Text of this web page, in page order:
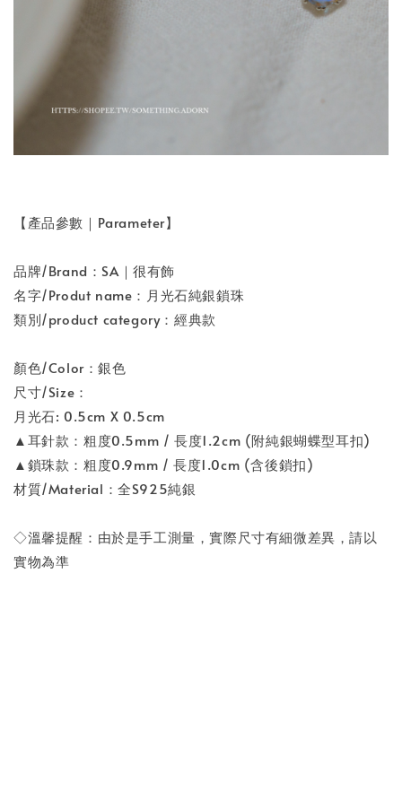
【產品參數｜Parameter】
品牌/Brand：SA｜很有飾
名字/Produt name：月光石純銀鎖珠
類別/product category：經典款
顏色/Color：銀色
尺寸/Size：
月光石: 0.5cm X 0.5cm
▲耳針款：粗度0.5mm / 長度1.2cm (附純銀蝴蝶型耳扣)
▲鎖珠款：粗度0.9mm / 長度1.0cm (含後鎖扣)
材質/Material：全S925純銀
◇溫馨提醒：由於是手工測量，實際尺寸有細微差異，請以
實物為準